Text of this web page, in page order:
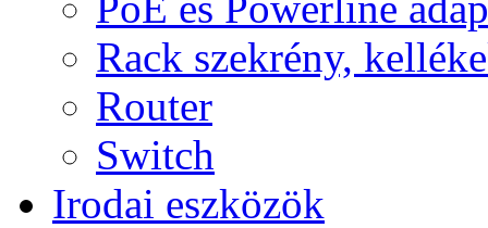
Rack szekrény,
Router
Switch
Irodai eszközök